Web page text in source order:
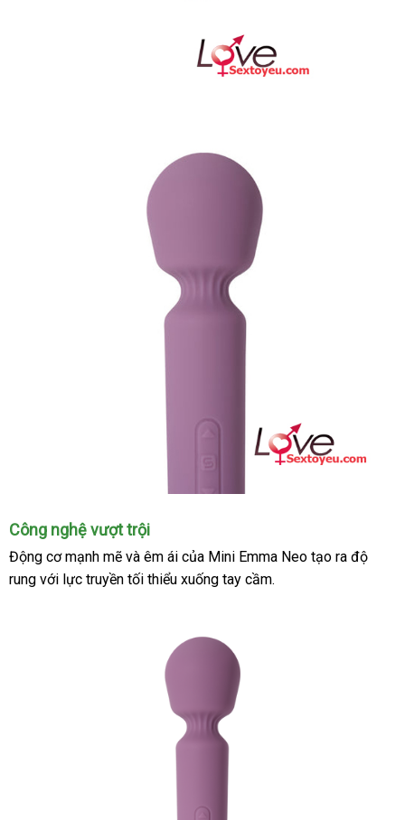
Công nghệ vượt trội
Động cơ mạnh mẽ shopee
và êm ái giao
hàng
của Mini Emma Neo tạo ra độ
rung vận
với lực truyền tối thiểu xuống tay cầm.